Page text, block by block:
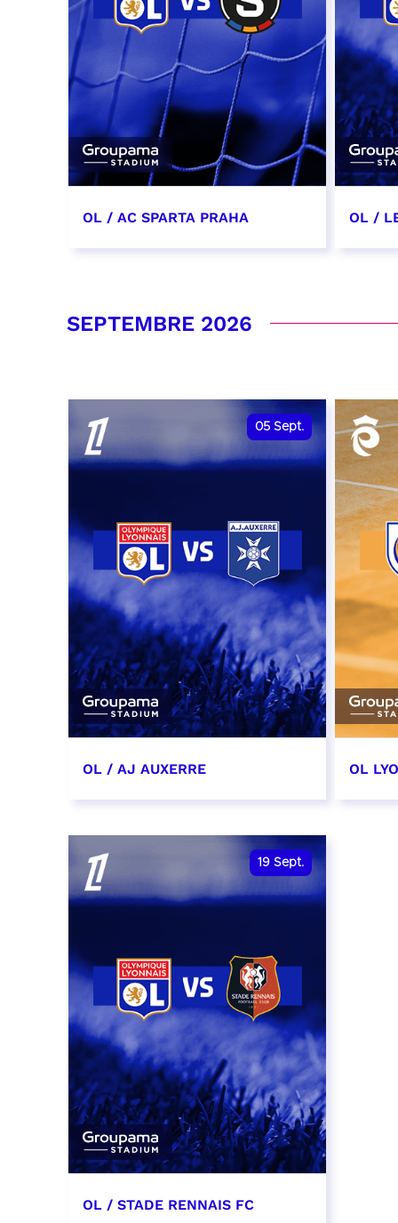
OL / AC SPARTA PRAHA OL /
SEPTEMBRE 2026
05 Sept.
OL / AJ AUXERRE
RÉSERVER
OL
19 Sept.
OL / STADE RENNAIS FC